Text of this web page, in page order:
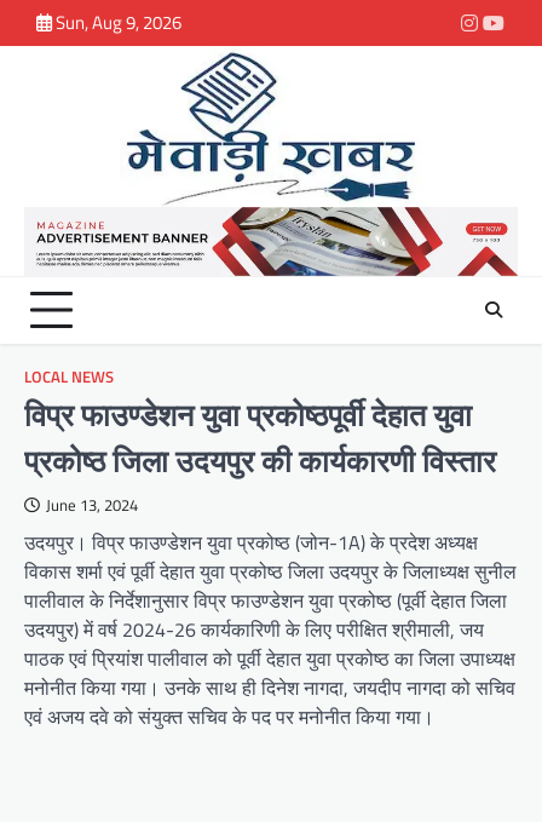
to
Sun, Aug 9, 2026
LOCAL NEWS
विप्र फाउण्डेशन युवा प्रकोष्ठपूर्वी देहात युवा
प्रकोष्ठ जिला उदयपुर की कार्यकारणी विस्तार
June 13, 2024
उदयपुर। विप्र फाउण्डेशन युवा प्रकोष्ठ (जोन-1A) के प्रदेश अध्यक्ष
विकास शर्मा एवं पूर्वी देहात युवा प्रकोष्ठ जिला उदयपुर के जिलाध्यक्ष सुनील
पालीवाल के निर्देशानुसार विप्र फाउण्डेशन युवा प्रकोष्ठ (पूर्वी देहात जिला
उदयपुर) में वर्ष 2024-26 कार्यकारिणी के लिए परीक्षित श्रीमाली, जय
पाठक एवं प्रियांश पालीवाल को पूर्वी देहात युवा प्रकोष्ठ का जिला उपाध्यक्ष
मनोनीत किया गया। उनके साथ ही दिनेश नागदा, जयदीप नागदा को सचिव
एवं अजय दवे को संयुक्त सचिव के पद पर मनोनीत किया गया।